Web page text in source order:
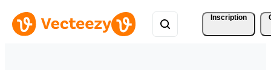
Inscription